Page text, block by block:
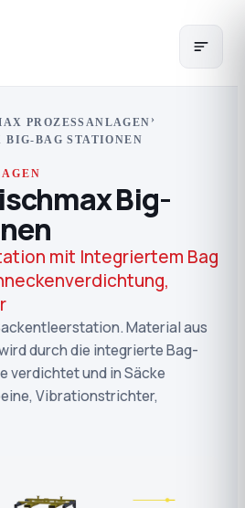
PROZESSANLAGEN ›
BIG-BAG STATIONEN
Big-
mit Integriertem Bag
Material aus
durch die integrierte Bag-
verdichtet und in Säcke
Vibrationstrichter,